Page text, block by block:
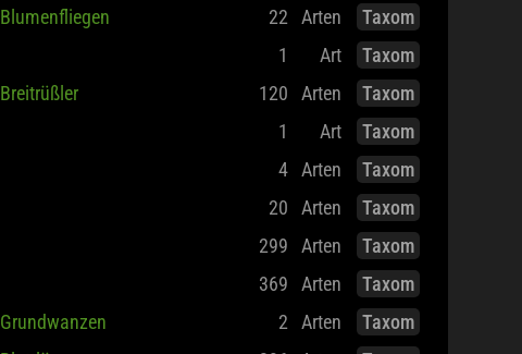
Blumenfliegen 22 Arten
Taxom
1 Art
Taxom
Breitrüßler 120 Arten
Taxom
1 Art
Taxom
4 Arten
Taxom
20 Arten
Taxom
299 Arten
Taxom
369 Arten
Taxom
Grundwanzen 2 Arten
Taxom